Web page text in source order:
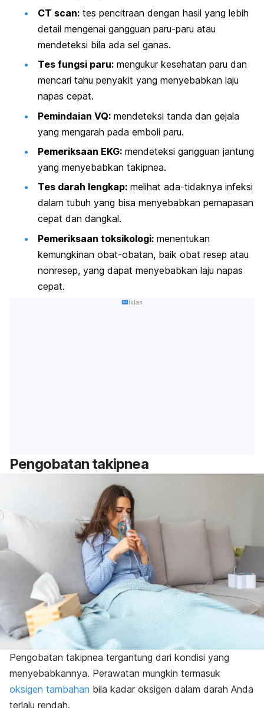
CT scan: tes pencitraan dengan hasil yang lebih
detail mengenai gangguan paru-paru atau
mendeteksi bila ada sel ganas.
Tes fungsi paru: mengukur kesehatan paru dan
mencari tahu penyakit yang menyebabkan laju
napas cepat.
Pemindaian VQ: mendeteksi tanda dan gejala
yang mengarah pada emboli paru.
Pemeriksaan EKG: mendeteksi gangguan jantung
yang menyebabkan takipnea.
Tes darah lengkap: melihat ada-tidaknya infeksi
dalam tubuh yang bisa menyebabkan pernapasan
cepat dan dangkal.
Pemeriksaan toksikologi: menentukan
kemungkinan obat-obatan, baik obat resep atau
nonresep, yang dapat menyebabkan laju napas
cepat.
Iklan
Pengobatan takipnea
Pengobatan takipnea tergantung dari kondisi yang
menyebabkannya. Perawatan mungkin termasuk
oksigen tambahan bila kadar oksigen dalam darah Anda
terlalu rendah.